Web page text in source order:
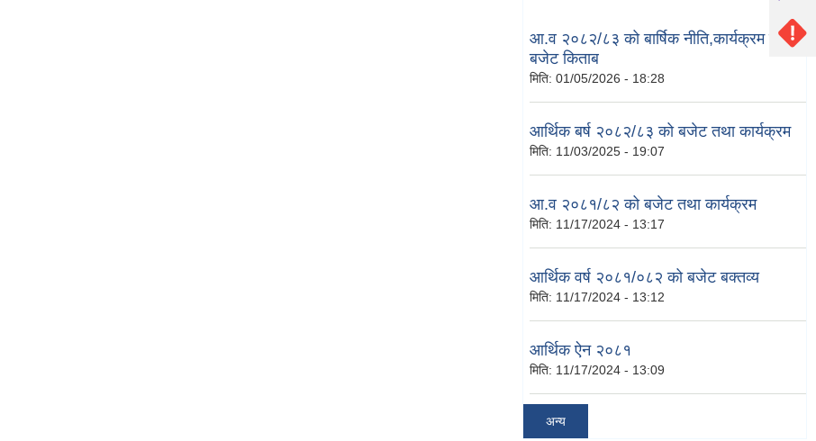
आ.व २०८२/८३ को बार्षिक नीति,कार्यक्रम तथा
बजेट किताब
मिति: 01/05/2026 - 18:28
आर्थिक बर्ष २०८२/८३ को बजेट तथा कार्यक्रम
मिति: 11/03/2025 - 19:07
आ.व २०८१/८२ को बजेट तथा कार्यक्रम
मिति: 11/17/2024 - 13:17
आर्थिक वर्ष २०८१/०८२ को बजेट बक्तव्य
मिति: 11/17/2024 - 13:12
आर्थिक ऐन २०८१
मिति: 11/17/2024 - 13:09
अन्य